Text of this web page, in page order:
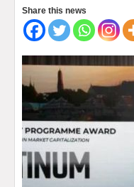
Share this news